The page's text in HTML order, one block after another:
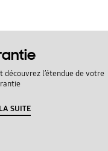
l’étendue de votre
SUITE